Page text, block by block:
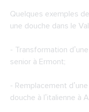
Quelques exemples
une douche dans le
- Transformation
senior à Ermont;
- Remplacement
douche à l’italienne à